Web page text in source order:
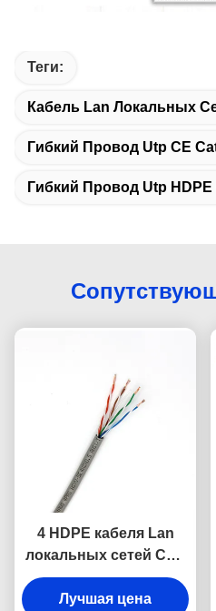
Теги:
Кабель Lan Локальных
Гибкий Провод Utp CE
Гибкий Провод Utp HDPE
4 HDPE кабеля Lan
локальных сетей CAT
5E ядров UTP пар
8/CAT 5E FTP
Лучшая цена